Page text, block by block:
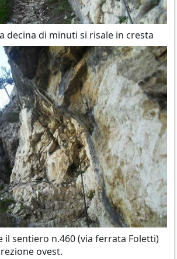
decina di minuti si risale in cresta
il sentiero n.460 (via ferrata Foletti)
ovest.